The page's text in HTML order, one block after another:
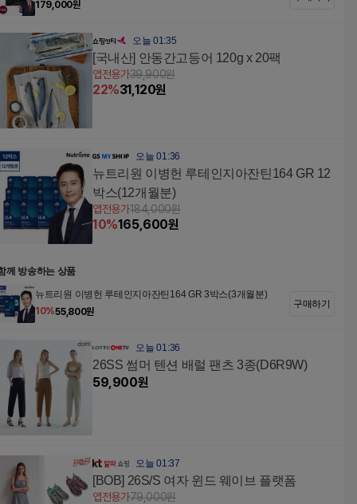
179,000원
오늘 01:35
[국내산] 안동간고등어 120g x 20팩
앱전용가39,900원
22%31,120원
오늘 01:36
뉴트리원 이병헌 루테인지아잔틴164 GR 12
박스(12개월분)
앱전용가184,000원
10%165,600원
께 방송하는 상품
뉴트리원 이병헌 루테인지아잔틴164 GR 3박스(3개월분)
10%55,800원
구매하기
오늘 01:36
26SS 썸머 텐션 배럴 팬츠 3종(D6R9W)
59,900원
오늘 01:37
[BOB] 26S/S 여자 윈드 웨이브 플랫폼
앱전용가79,000원